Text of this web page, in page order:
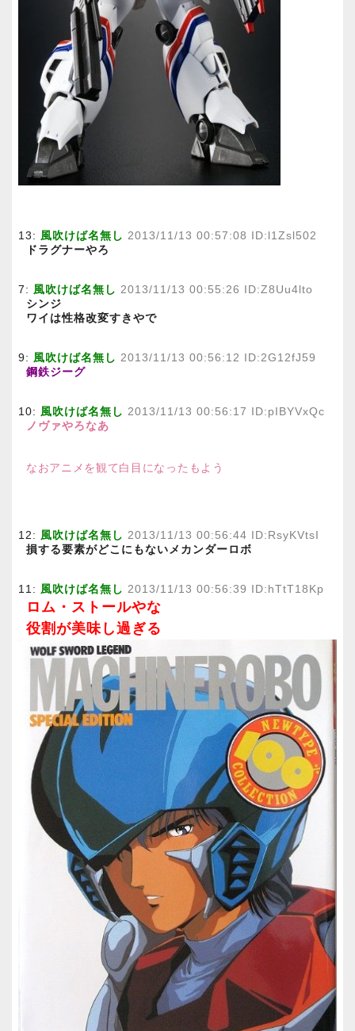
13: 風吹けば名無し 2013/11/13 00:57:08 ID:l1Zsl502
ドラグナーやろ
7: 風吹けば名無し 2013/11/13 00:55:26 ID:Z8Uu4lto
シンジ
ワイは性格改変すきやで
9: 風吹けば名無し 2013/11/13 00:56:12 ID:2G12fJ59
鋼鉄ジーグ
10: 風吹けば名無し 2013/11/13 00:56:17 ID:pIBYVxQc
ノヴァやろなあ
なおアニメを観て白目になったもよう
12: 風吹けば名無し 2013/11/13 00:56:44 ID:RsyKVtsI
損する要素がどこにもないメカンダーロボ
11: 風吹けば名無し 2013/11/13 00:56:39 ID:hTtT18Kp
ロム・ストールやな
役割が美味し過ぎる